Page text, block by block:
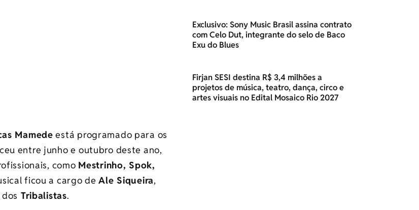
Mamede está programado para os
entre junho e outubro deste ano,
como Mestrinho, Spok,
ficou a cargo deAle Siqueira,
Tribalistas.
Exclusivo: Sony Music Brasil assina contrato
com Celo Dut, integrante do selo de Baco
Exu do Blues
Firjan SESI destina R$ 3,4 milhões a
projetos de música, teatro, dança, circo e
artes visuais no Edital Mosaico Rio 2027